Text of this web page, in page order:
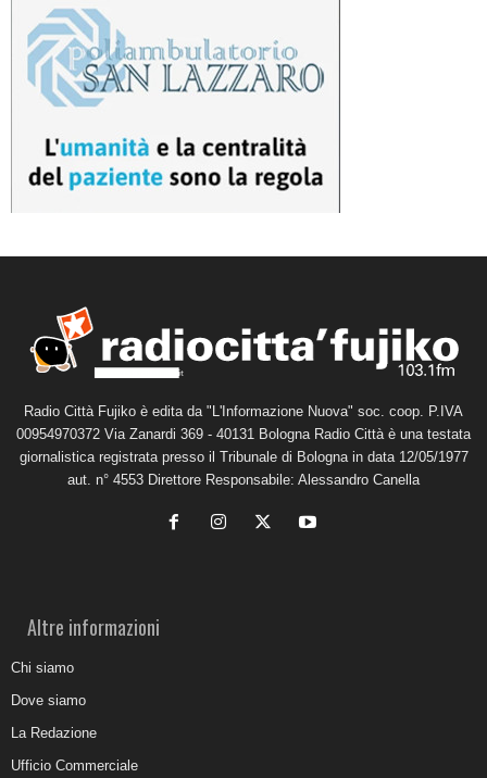
Radio Città Fujiko è edita da "L'Informazione Nuova" soc. coop. P.IVA
00954970372 Via Zanardi 369 - 40131 Bologna Radio Città è una testata
giornalistica registrata presso il Tribunale di Bologna in data 12/05/1977
aut. n° 4553 Direttore Responsabile: Alessandro Canella
Altre informazioni
Chi siamo
Dove siamo
La Redazione
Ufficio Commerciale